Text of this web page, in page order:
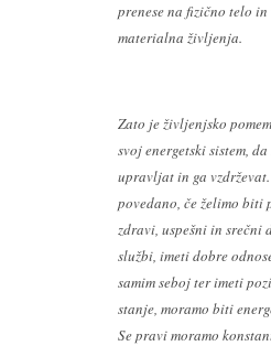
prenese na fizično telo in
materialna življenja.
Zato je življenjsko
svoj energetski sistem, da
upravljat in ga
povedano, če želimo biti
zdravi, uspešni in srečni
službi, imeti dobre
samim seboj ter imeti
stanje, moramo biti
Se pravi moramo